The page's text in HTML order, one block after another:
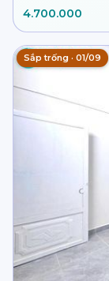
4.700.000
Sắp trống · 01/09